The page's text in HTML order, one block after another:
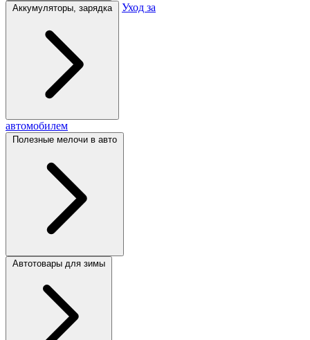
Аккумуляторы, зарядка Уход за
автомобилем
Полезные мелочи в авто
Автотовары для зимы